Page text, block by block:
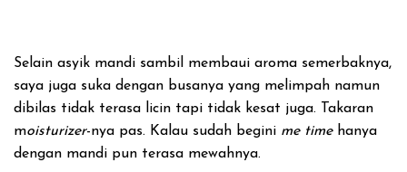
Selain asyik mandi sambil membaui aroma semerbaknya,
saya juga suka dengan busanya yang melimpah namun
dibilas tidak terasa licin tapi tidak kesat juga. Takaran
moisturizer-nya pas. Kalau sudah begini me timehanya
dengan mandi pun terasa mewahnya.